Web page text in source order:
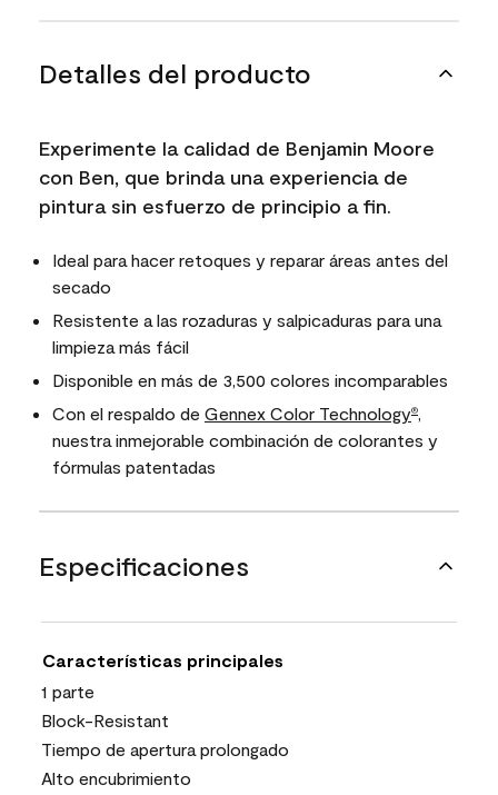
Detalles del producto
Experimente la calidad de Benjamin Moore
con Ben, que brinda una experiencia de
pintura sin esfuerzo de principio a fin.
Ideal para hacer retoques y reparar áreas antes del
secado
Resistente a las rozaduras y salpicaduras para una
limpieza más fácil
Disponible en más de 3,500 colores incomparables
Con el respaldo de Gennex Color Technology®,
nuestra inmejorable combinación de colorantes y
fórmulas patentadas
Especificaciones
Características principales
1 parte
Block-Resistant
Tiempo de apertura prolongado
Alto encubrimiento